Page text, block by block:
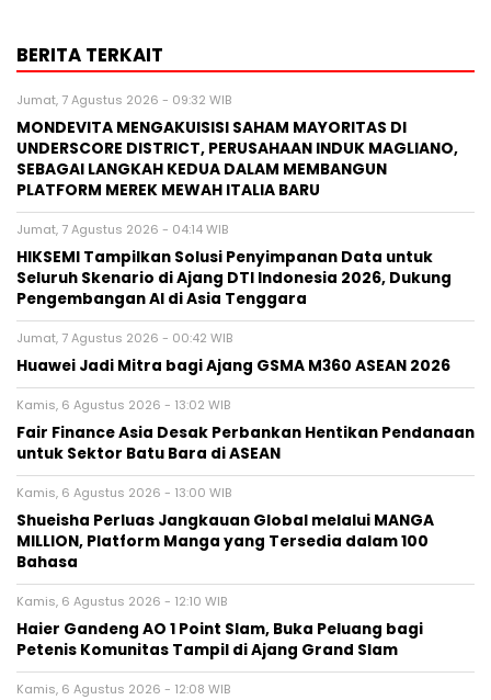
BERITA TERKAIT
Jumat, 7 Agustus 2026 - 09:32 WIB
MONDEVITA MENGAKUISISI SAHAM MAYORITAS DI
UNDERSCORE DISTRICT, PERUSAHAAN INDUK MAGLIANO,
SEBAGAI LANGKAH KEDUA DALAM MEMBANGUN
PLATFORM MEREK MEWAH ITALIA BARU
Jumat, 7 Agustus 2026 - 04:14 WIB
HIKSEMI Tampilkan Solusi Penyimpanan Data untuk
Seluruh Skenario di Ajang DTI Indonesia 2026, Dukung
Pengembangan AI di Asia Tenggara
Jumat, 7 Agustus 2026 - 00:42 WIB
Huawei Jadi Mitra bagi Ajang GSMA M360 ASEAN 2026
Kamis, 6 Agustus 2026 - 13:02 WIB
Fair Finance Asia Desak Perbankan Hentikan Pendanaan
untuk Sektor Batu Bara di ASEAN
Kamis, 6 Agustus 2026 - 13:00 WIB
Shueisha Perluas Jangkauan Global melalui MANGA
MILLION, Platform Manga yang Tersedia dalam 100
Bahasa
Kamis, 6 Agustus 2026 - 12:10 WIB
Haier Gandeng AO 1 Point Slam, Buka Peluang bagi
Petenis Komunitas Tampil di Ajang Grand Slam
Kamis, 6 Agustus 2026 - 12:08 WIB